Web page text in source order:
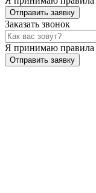
Отправить заявку
Заказать звонок
Я принимаю правила
Отправить заявку